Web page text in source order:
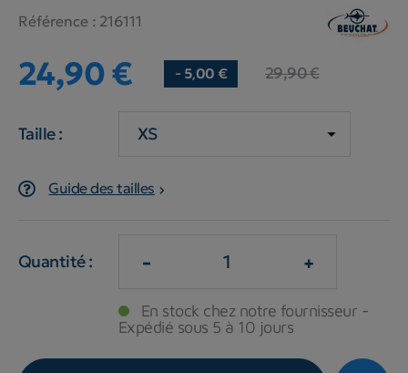
Référence : 216111
24,90 € - 5,00 € 29,90 €
Taille :
Guide des tailles
Quantité : - +
En stock chez notre fournisseur -
Expédié sous 5 à 10 jours